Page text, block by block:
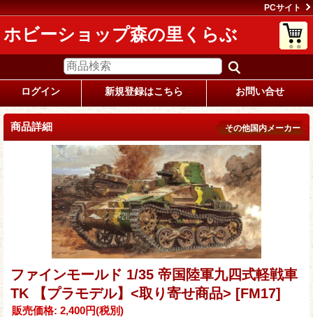
PCサイト
ホビーショップ森の里くらぶ
ログイン 新規登録はこちら お問い合せ
商品詳細 その他国内メーカー
ファインモールド 1/35 帝国陸軍九四式軽戦車
TK 【プラモデル】<取り寄せ商品> [FM17]
販売価格: 2,400円(税別)